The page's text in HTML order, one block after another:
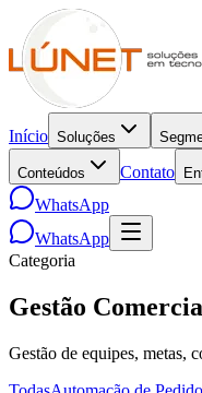
Início Soluções
Conteúdos Contato
WhatsApp
WhatsApp
Categoria
Gestão
Gestão de equipes, metas,